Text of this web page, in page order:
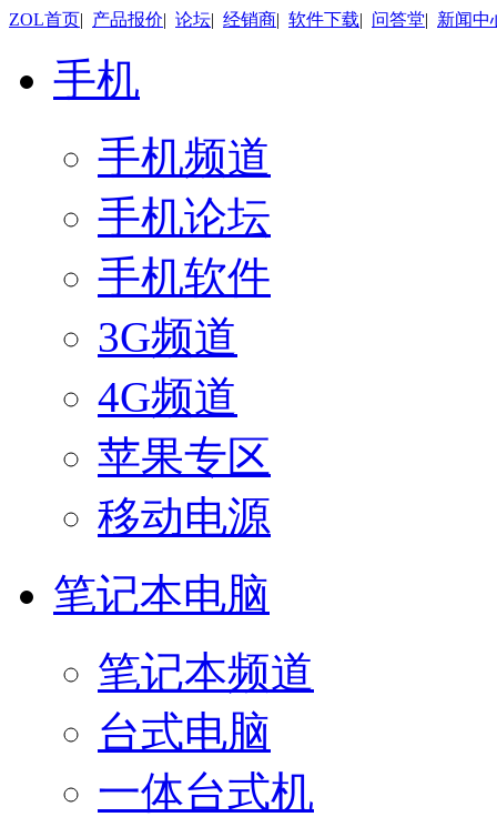
ZOL首页| 产品报价| 论坛| 经销商| 软件下载| 问答堂| 新闻中
手机
手机频道
手机论坛
手机软件
3G频道
4G频道
苹果专区
移动电源
笔记本电脑
笔记本频道
台式电脑
一体台式机